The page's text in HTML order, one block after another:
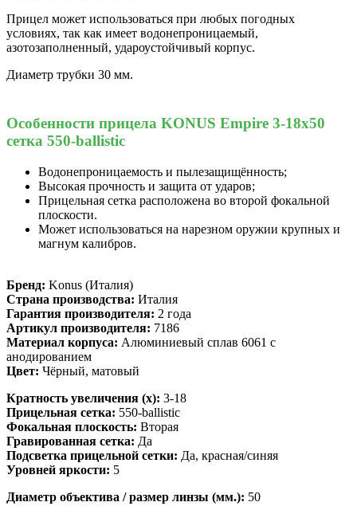
Прицел может использоваться при любых погодных
условиях, так как имеет водонепроницаемый,
азотозаполненный, удароустойчивый корпус.
Диаметр трубки 30 мм.
Особенности прицела KONUS Empire 3-18x50
сетка 550-ballistic
Водонепроницаемость и пылезащищённость;
Высокая прочность и защита от ударов;
Прицельная сетка расположена во второй фокальной
плоскости.
Может использоваться на нарезном оружии крупных и
магнум калибров.
Бренд: Konus (Италия)
Страна производства: Италия
Гарантия производителя: 2 года
Артикул производителя: 7186
Материал корпуса: Алюминиевый сплав 6061 с
анодированием
Цвет: Чёрный, матовый
Кратность увеличения (х): 3-18
Прицельная сетка: 550-ballistic
Фокальная плоскость: Вторая
Гравированная сетка: Да
Подсветка прицельной сетки: Да, красная/синяя
Уровней яркости: 5
Диаметр объектива / размер линзы (мм.): 50